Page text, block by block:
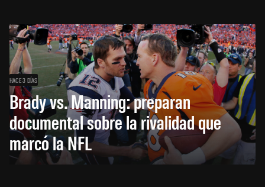
HACE 3 DÍAS
Brady vs. Manning: preparan
documental sobre la rivalidad que
marcó la NFL